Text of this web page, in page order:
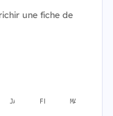
une fiche de
JANV. FÉVR. MARS